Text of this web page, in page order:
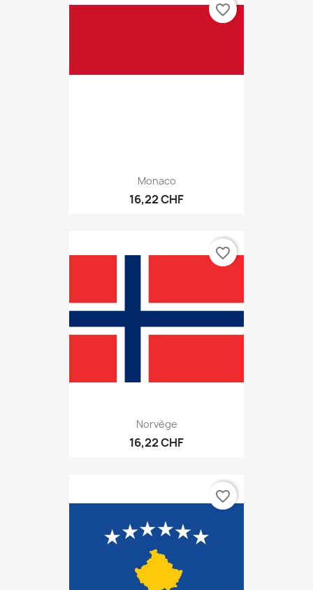
Monaco
16,22 CHF
favorite_border
Norvège
16,22 CHF
favorite_border
favorite_border